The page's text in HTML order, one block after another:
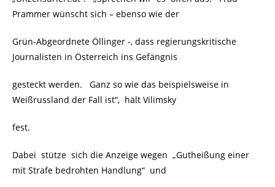
Prammer wünscht sich – ebenso wie der
Grün-Abgeordnete Öllinger -, dass regierungskritische
Journalisten in Österreich ins Gefängnis
gesteckt werden. Ganz so wie das beispielsweise in
Weißrussland der Fall ist“, hält Vilimsky
fest.
Dabei stütze sich die Anzeige wegen „Gutheißung einer
mit Strafe bedrohten Handlung“ und